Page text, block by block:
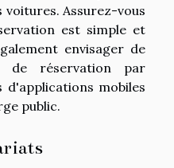
Assurez-vous
est simple et
envisager de
de réservation par
mobiles
public.